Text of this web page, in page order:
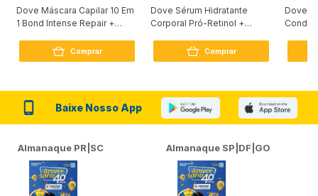
Dove Máscara Capilar 10 Em
1 Bond Intense Repair +
Comprar
Dove Sérum Hidratante
Corporal Pró-Retinol +
Comprar
Dove
Baixe Nosso App
Almanaque PR|SC Almanaque SP|DF|GO